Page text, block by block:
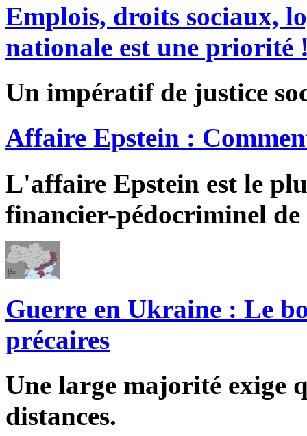
Emplois, droits sociaux,
nationale est une priorité
Un impératif de justice
Affaire Epstein :
L'affaire Epstein est le
financier-pédocriminel
Guerre en Ukraine : Le
précaires
Une large majorité exige
distances.